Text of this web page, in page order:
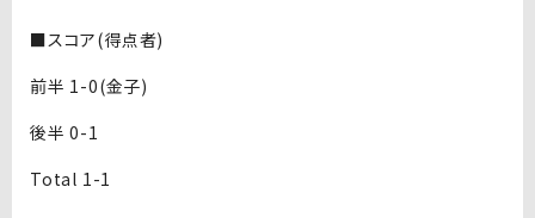
■スコア(得点者)
前半 1-0(金子)
後半 0-1
Total 1-1